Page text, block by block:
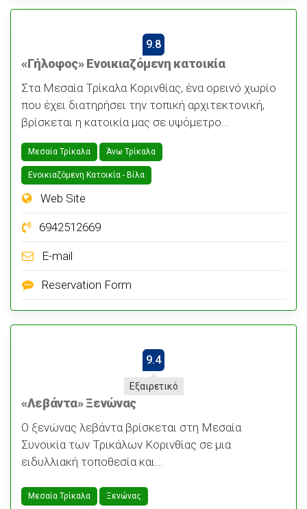
9.8
«Γήλοφος» Ενοικιαζόμενη κατοικία
Στα Μεσαία Τρίκαλα Κορινθίας, ένα ορεινό χωρίο
που έχει διατηρήσει την τοπική αρχιτεκτονική,
βρίσκεται η κατοικία μας σε υψόμετρο...
Μεσαία Τρίκαλα Άνω Τρίκαλα
Ενοικιαζόμενη Κατοικία - Bίλα
Web Site
6942512669
E-mail
Reservation Form
9.4
Εξαιρετικό
«Λεβάντα» Ξενώνας
Ο ξενώνας λεβάντα βρίσκεται στη Μεσαία
Συνοικία των Τρικάλων Κορινθίας σε μια
ειδυλλιακή τοποθεσία και...
Μεσαία Τρίκαλα Ξενώνας